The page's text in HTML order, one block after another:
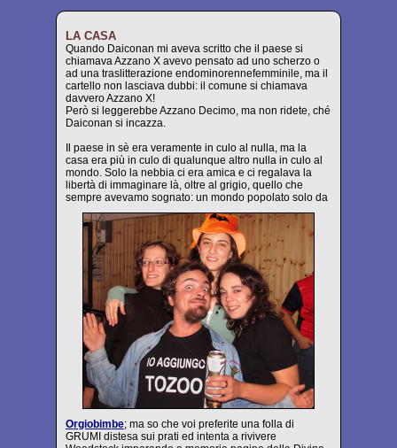
LA CASA
Quando Daiconan mi aveva scritto che il paese si
chiamava Azzano X avevo pensato ad uno scherzo o
ad una traslitterazione endominorennefemminile, ma il
cartello non lasciava dubbi: il comune si chiamava
davvero Azzano X!
Però si leggerebbe Azzano Decimo, ma non ridete, ché
Daiconan si incazza.
Il paese in sè era veramente in culo al nulla, ma la
casa era più in culo di qualunque altro nulla in culo al
mondo. Solo la nebbia ci era amica e ci regalava la
libertà di immaginare là, oltre al grigio, quello che
sempre avevamo sognato: un mondo popolato solo da
Orgiobimbe; ma so che voi preferite una folla di
GRUMI distesa sui prati ed intenta a rivivere